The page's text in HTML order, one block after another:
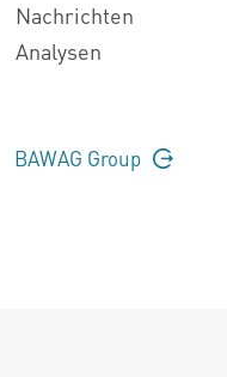
Nachrichten
Analysen
BAWAG Group